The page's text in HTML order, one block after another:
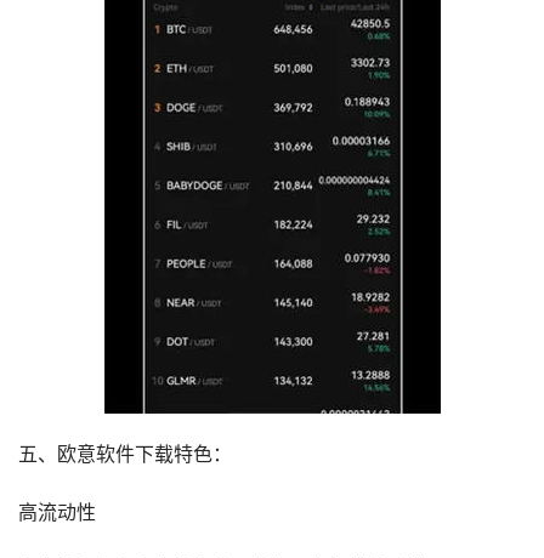
五、欧意软件下载特色：
高流动性